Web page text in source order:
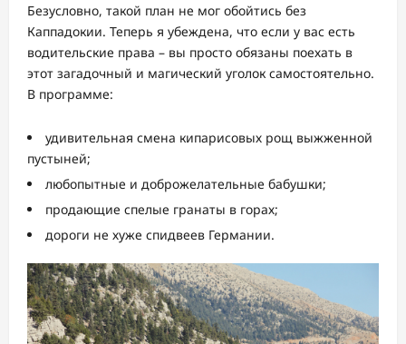
Безусловно, такой план не мог обойтись без
Каппадокии. Теперь я убеждена, что если у вас есть
водительские права – вы просто обязаны поехать в
этот загадочный и магический уголок самостоятельно.
В программе:
удивительная смена кипарисовых рощ выжженной
пустыней;
любопытные и доброжелательные бабушки;
продающие спелые гранаты в горах;
дороги не хуже спидвеев Германии.